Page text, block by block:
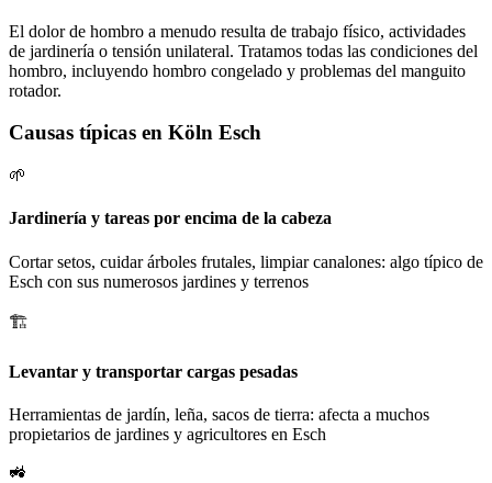
El dolor de hombro a menudo resulta de trabajo físico, actividades
de jardinería o tensión unilateral. Tratamos todas las condiciones del
hombro, incluyendo hombro congelado y problemas del manguito
rotador.
Causas típicas en Köln Esch
🌱
Jardinería y tareas por encima de la cabeza
Cortar setos, cuidar árboles frutales, limpiar canalones: algo típico de
Esch con sus numerosos jardines y terrenos
🏗️
Levantar y transportar cargas pesadas
Herramientas de jardín, leña, sacos de tierra: afecta a muchos
propietarios de jardines y agricultores en Esch
🚜